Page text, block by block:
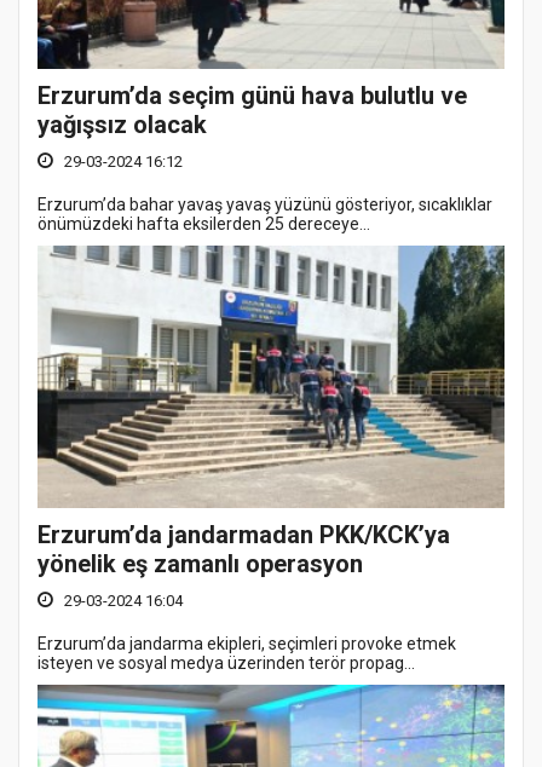
Erzurum’da seçim günü hava bulutlu ve
yağışsız olacak
29-03-2024 16:12
Erzurum’da bahar yavaş yavaş yüzünü gösteriyor, sıcaklıklar
önümüzdeki hafta eksilerden 25 dereceye...
Erzurum’da jandarmadan PKK/KCK’ya
yönelik eş zamanlı operasyon
29-03-2024 16:04
Erzurum’da jandarma ekipleri, seçimleri provoke etmek
isteyen ve sosyal medya üzerinden terör propag...